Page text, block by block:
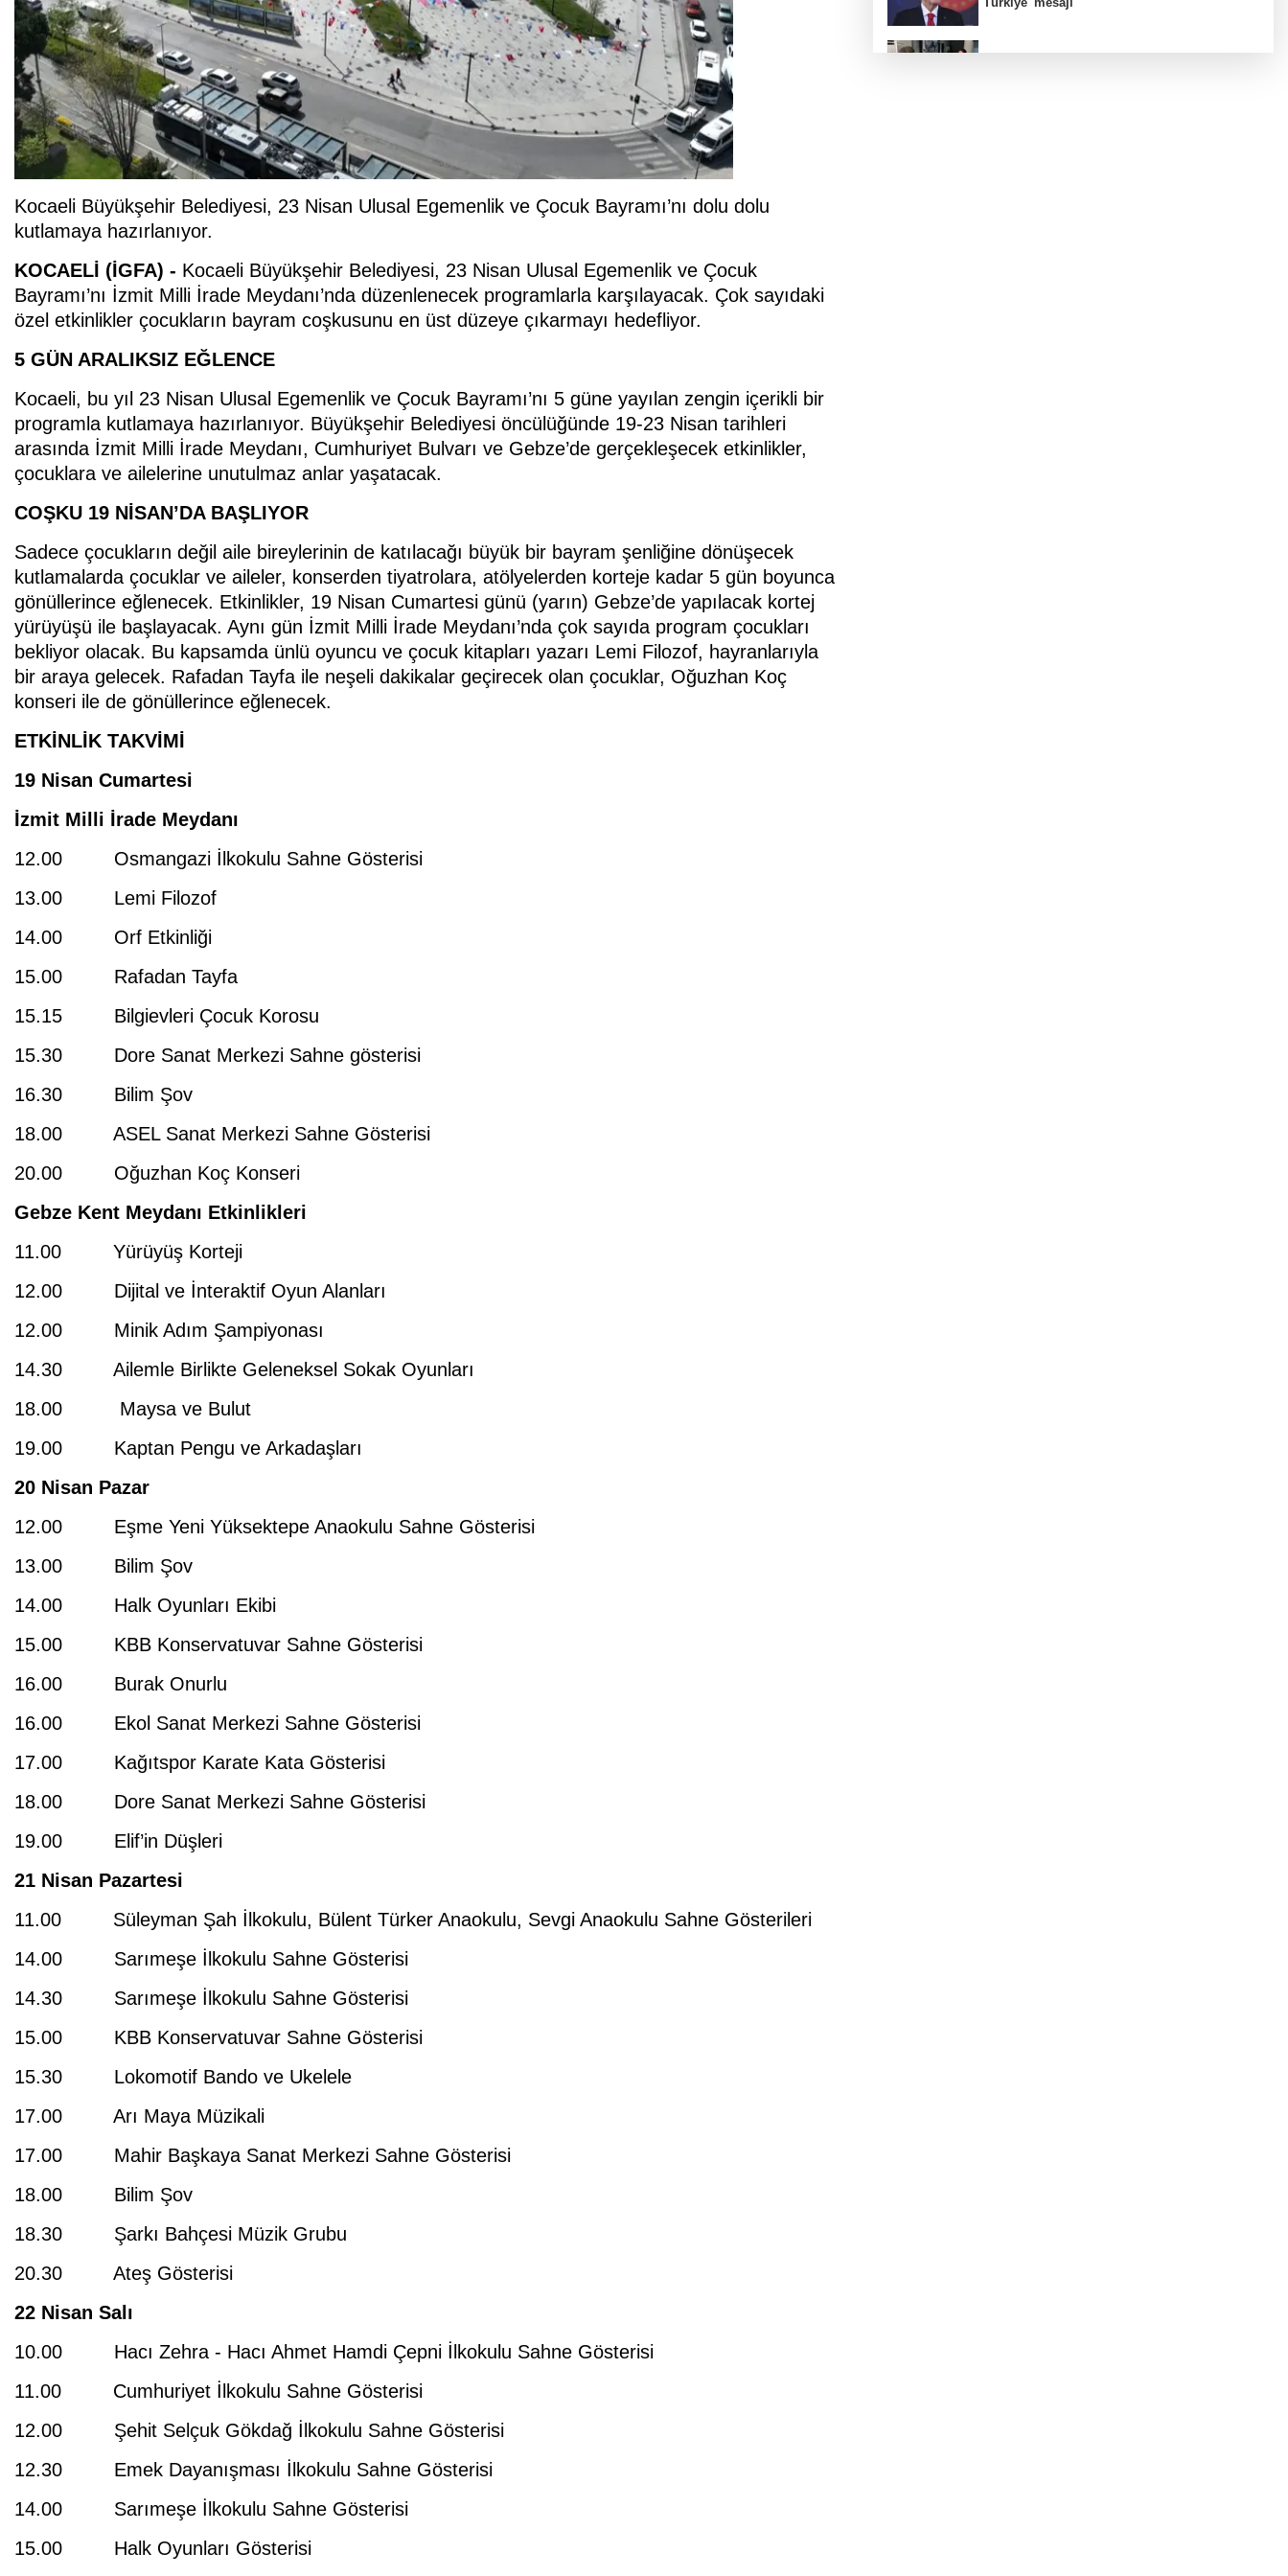
Kocaeli Büyükşehir Belediyesi, 23 Nisan Ulusal Egemenlik ve Çocuk Bayramı’nı dolu dolu
kutlamaya hazırlanıyor.
KOCAELİ (İGFA) - Kocaeli Büyükşehir Belediyesi, 23 Nisan Ulusal Egemenlik ve Çocuk
Bayramı’nı İzmit Milli İrade Meydanı’nda düzenlenecek programlarla karşılayacak. Çok sayıdaki
özel etkinlikler çocukların bayram coşkusunu en üst düzeye çıkarmayı hedefliyor.
5 GÜN ARALIKSIZ EĞLENCE
Kocaeli, bu yıl 23 Nisan Ulusal Egemenlik ve Çocuk Bayramı’nı 5 güne yayılan zengin içerikli bir
programla kutlamaya hazırlanıyor. Büyükşehir Belediyesi öncülüğünde 19-23 Nisan tarihleri
arasında İzmit Milli İrade Meydanı, Cumhuriyet Bulvarı ve Gebze’de gerçekleşecek etkinlikler,
çocuklara ve ailelerine unutulmaz anlar yaşatacak.
COŞKU 19 NİSAN’DA BAŞLIYOR
Sadece çocukların değil aile bireylerinin de katılacağı büyük bir bayram şenliğine dönüşecek
kutlamalarda çocuklar ve aileler, konserden tiyatrolara, atölyelerden korteje kadar 5 gün boyunca
gönüllerince eğlenecek. Etkinlikler, 19 Nisan Cumartesi günü (yarın) Gebze’de yapılacak kortej
yürüyüşü ile başlayacak. Aynı gün İzmit Milli İrade Meydanı’nda çok sayıda program çocukları
bekliyor olacak. Bu kapsamda ünlü oyuncu ve çocuk kitapları yazarı Lemi Filozof, hayranlarıyla
bir araya gelecek. Rafadan Tayfa ile neşeli dakikalar geçirecek olan çocuklar, Oğuzhan Koç
konseri ile de gönüllerince eğlenecek.
ETKİNLİK TAKVİMİ
19 Nisan Cumartesi
İzmit Milli İrade Meydanı
12.00 Osmangazi İlkokulu Sahne Gösterisi
13.00 Lemi Filozof
14.00 Orf Etkinliği
15.00 Rafadan Tayfa
15.15 Bilgievleri Çocuk Korosu
15.30 Dore Sanat Merkezi Sahne gösterisi
16.30 Bilim Şov
18.00 ASEL Sanat Merkezi Sahne Gösterisi
20.00 Oğuzhan Koç Konseri
Gebze Kent Meydanı Etkinlikleri
11.00 Yürüyüş Korteji
12.00 Dijital ve İnteraktif Oyun Alanları
12.00 Minik Adım Şampiyonası
14.30 Ailemle Birlikte Geleneksel Sokak Oyunları
18.00 Maysa ve Bulut
19.00 Kaptan Pengu ve Arkadaşları
20 Nisan Pazar
12.00 Eşme Yeni Yüksektepe Anaokulu Sahne Gösterisi
13.00 Bilim Şov
14.00 Halk Oyunları Ekibi
15.00 KBB Konservatuvar Sahne Gösterisi
16.00 Burak Onurlu
16.00 Ekol Sanat Merkezi Sahne Gösterisi
17.00 Kağıtspor Karate Kata Gösterisi
18.00 Dore Sanat Merkezi Sahne Gösterisi
19.00 Elif’in Düşleri
21 Nisan Pazartesi
11.00 Süleyman Şah İlkokulu, Bülent Türker Anaokulu, Sevgi Anaokulu Sahne Gösterileri
14.00 Sarımeşe İlkokulu Sahne Gösterisi
14.30 Sarımeşe İlkokulu Sahne Gösterisi
15.00 KBB Konservatuvar Sahne Gösterisi
15.30 Lokomotif Bando ve Ukelele
17.00 Arı Maya Müzikali
17.00 Mahir Başkaya Sanat Merkezi Sahne Gösterisi
18.00 Bilim Şov
18.30 Şarkı Bahçesi Müzik Grubu
20.30 Ateş Gösterisi
22 Nisan Salı
10.00 Hacı Zehra - Hacı Ahmet Hamdi Çepni İlkokulu Sahne Gösterisi
11.00 Cumhuriyet İlkokulu Sahne Gösterisi
12.00 Şehit Selçuk Gökdağ İlkokulu Sahne Gösterisi
12.30 Emek Dayanışması İlkokulu Sahne Gösterisi
14.00 Sarımeşe İlkokulu Sahne Gösterisi
15.00 Halk Oyunları Gösterisi